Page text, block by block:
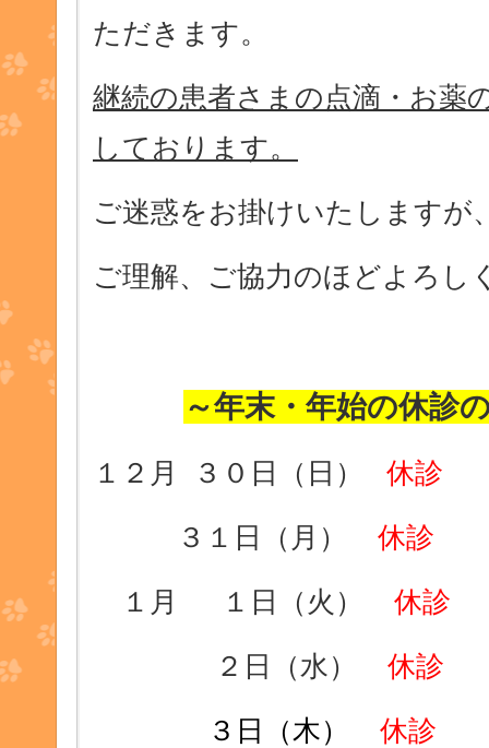
ただきます。
継続の患者さまの点滴・お薬
しております。
ご迷惑をお掛けいたしますが
ご理解、ご協力のほどよろし
～年末・年始の休診
１２月 ３０日（日） 休診
３１日（月） 休診
１月 １日（火） 休診
２日（水） 休診
３日（木） 休診